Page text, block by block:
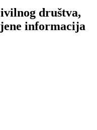
društva,
informacija